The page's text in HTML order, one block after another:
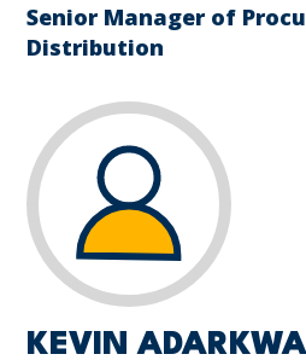
Senior Manager of
Distribution
KEVIN